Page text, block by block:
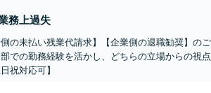
務上過失
側の未払い残業代請求】【企業側の退職勧奨】
での勤務経験を活かし、どちらの立場からの視
祝対応可】